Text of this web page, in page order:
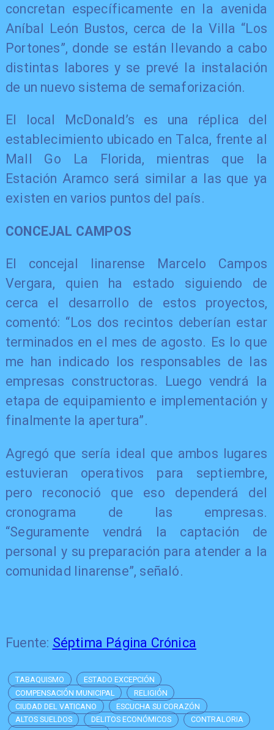
concretan específicamente en la avenida
Aníbal León Bustos, cerca de la Villa “Los
Portones”, donde se están llevando a cabo
distintas labores y se prevé la instalación
de un nuevo sistema de semaforización.
El local McDonald’s es una réplica del
establecimiento ubicado en Talca, frente al
Mall Go La Florida, mientras que la
Estación Aramco será similar a las que ya
existen en varios puntos del país.
CONCEJAL CAMPOS
El concejal linarense Marcelo Campos
Vergara, quien ha estado siguiendo de
cerca el desarrollo de estos proyectos,
comentó: “Los dos recintos deberían estar
terminados en el mes de agosto. Es lo que
me han indicado los responsables de las
empresas constructoras. Luego vendrá la
etapa de equipamiento e implementación y
finalmente la apertura”.
Agregó que sería ideal que ambos lugares
estuvieran operativos para septiembre,
pero reconoció que eso dependerá del
cronograma de las empresas.
“Seguramente vendrá la captación de
personal y su preparación para atender a la
comunidad linarense”, señaló.
Fuente: Séptima Página Crónica
TABAQUISMO
ESTADO EXCEPCIÓN
COMPENSACIÓN MUNICIPAL
RELIGIÓN
CIUDAD DEL VATICANO
ESCUCHA SU CORAZÓN
ALTOS SUELDOS
DELITOS ECONÓMICOS
CONTRALORIA